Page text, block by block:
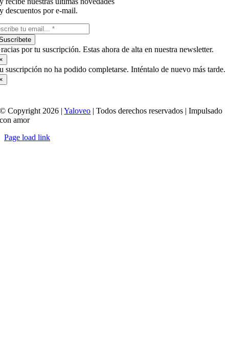
y descuentos por e-mail.
por tu suscripción. Estas ahora de alta en nuestra newsletter.
suscripción no ha podido completarse. Inténtalo de nuevo más tarde.
© Copyright 2026 |Yaloveo | Todos derechos reservados | Impulsado
con amor
Page load link